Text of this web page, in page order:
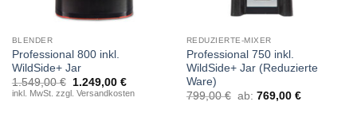
BLENDER
Professional 800 inkl.
WildSide+ Jar
1.549,00€
Ursprünglicher
Preis
1.249,00 €Aktueller
Preis
inkl. MwSt. zzgl. Versandkosten
REDUZIERTE-MIXER
Professional 750 inkl.
WildSide+ Jar (Reduzierte
Ware)
799,00€ ab: 769,00 €